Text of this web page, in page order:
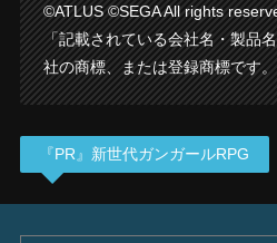
©ATLUS ©SEGA All rights
「記載されている会社名・製品
社の商標、または登録商標です
『PR』新世代ガンガールRPG